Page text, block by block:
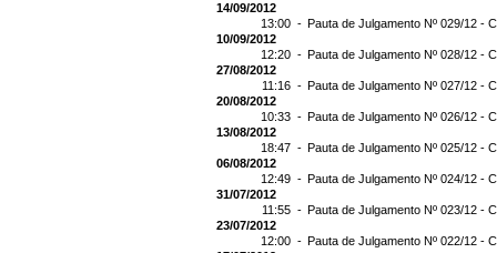
14/09/2012
13:00 - Pauta de Julgamento Nº 029/12 -
10/09/2012
12:20 - Pauta de Julgamento Nº 028/12 -
27/08/2012
11:16 - Pauta de Julgamento Nº 027/12 -
20/08/2012
10:33 - Pauta de Julgamento Nº 026/12 -
13/08/2012
18:47 - Pauta de Julgamento Nº 025/12 -
06/08/2012
12:49 - Pauta de Julgamento Nº 024/12 -
31/07/2012
11:55 - Pauta de Julgamento Nº 023/12 -
23/07/2012
12:00 - Pauta de Julgamento Nº 022/12 -